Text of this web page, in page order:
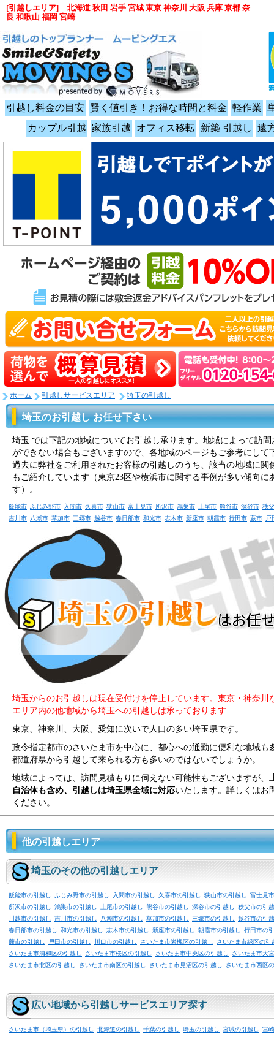
引越し料金の目安 賢く値引き！お得な時間と料金 軽作業
カップル引越 家族引越 オフィス移転 新築 引越し 遠
ホーム 引越しサービスエリア 埼玉の引越し
埼玉のお引越し お任せ下さい
埼玉 では下記の地域についてお引越し承ります。地域によって訪問
ができない場合もございますので、各地域のページもご参考にして
過去に弊社をご利用されたお客様の引越しのうち、該当の地域に関
もご紹介しています（東京23区や横浜市に関する事例が多い傾向に
す）。
飯能市 ふじみ野市 入間市 久喜市 狭山市 富士見市 所沢市 鴻巣市 上尾市 熊谷市 深谷市 秩
吉川市
八潮市 草加市 三郷市 越谷市 春日部市 和光市 志木市 新座市 朝霞市 行田市 蕨市 戸
埼玉からのお引越しは現在受付けを停止しています。東京・神奈川
エリア内の他地域から埼玉への引越しは承っております
東京、神奈川、大阪、愛知に次いで人口の多い埼玉県です。
政令指定都市のさいたま市を中心に、都心への通勤に便利な地域も
都道府県から引越して来られる方も多いのではないでしょうか。
地域によっては、訪問見積もりに伺えない可能性もございますが、
自治体も含め、引越しは埼玉県全域に対応いたします。詳しくはお
ください。
他の引越しエリア
埼玉のその他の引越しエリア
飯能市の引越し ふじみ野市の引越し 入間市の引越し 久喜市の引越し 狭山市の引越し
富士見
所沢市の引越し
鴻巣市の引越し 上尾市の引越し 熊谷市の引越し 深谷市の引越し
秩父市の引
川越市の引越し
吉川市の引越し 八潮市の引越し 草加市の引越し 三郷市の引越し
越谷市の引
春日部市の引越し
和光市の引越し 志木市の引越し 新座市の引越し 朝霞市の引越し
行田市の
蕨市の引越し
戸田市の引越し 川口市の引越し さいたま市岩槻区の引越し
さいたま市緑区の引
さいたま市浦和区の引越し
さいたま市桜区の引越し さいたま市中央区の引越し
さいたま市大
さいたま市北区の引越し
さいたま市南区の引越し さいたま市見沼区の引越し さいたま市西区
広い地域から引越しサービスエリア探す
さいたま市（埼玉県）の引越し 北海道の引越し 千葉の引越し 埼玉の引越し 宮城の引越し
宮
[引越しエリア] 北海道 秋田 岩手 宮城 東京 神奈川 大阪 兵庫 京都 奈
良 和歌山 福岡 宮崎